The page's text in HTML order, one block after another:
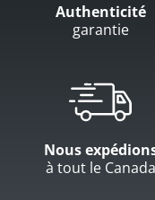
Authenticité
garantie
Nous
à tout le Canada